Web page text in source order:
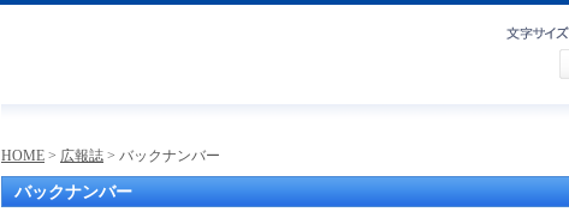
HOME > 広報誌 > バックナンバー
バックナンバー